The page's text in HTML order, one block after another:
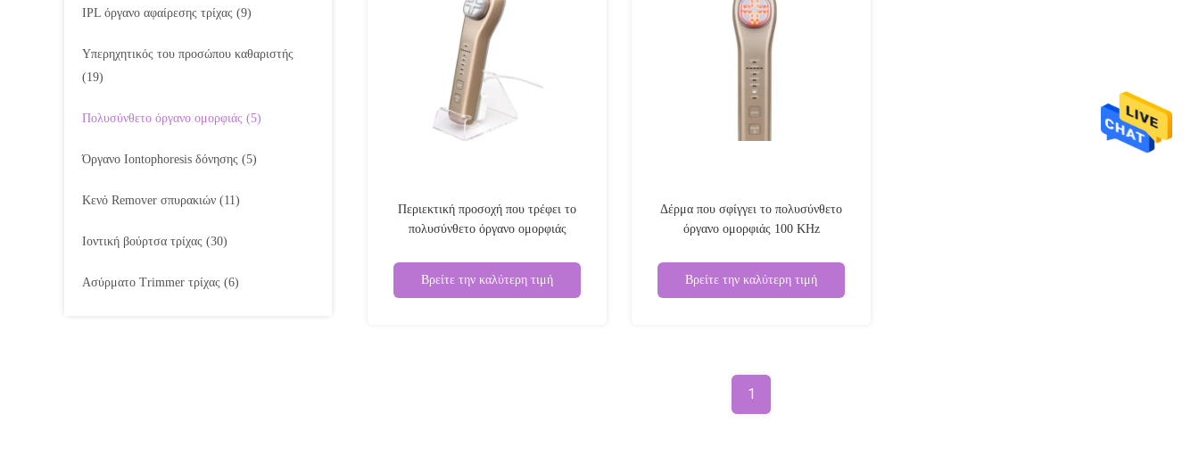
IPL όργανο αφαίρεσης τρίχας (9)
Υπερηχητικός του προσώπου καθαριστής
(19)
Πολυσύνθετο όργανο ομορφιάς (5)
Όργανο Iontophoresis δόνησης (5)
Κενό Remover σπυρακιών (11)
Ιοντική βούρτσα τρίχας (30)
Ασύρματο Trimmer τρίχας (6)
Περιεκτική προσοχή που τρέφει το
πολυσύνθετο όργανο ομορφιάς
Βρείτε την καλύτερη τιμή
Δέρμα που σφίγγει το πολυσύνθετο
όργανο ομορφιάς 100 KHz
Βρείτε την καλύτερη τιμή
1